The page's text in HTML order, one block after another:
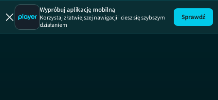
Wypróbuj aplikację mobilną
Korzystaj z łatwiejszej nawigacji i ciesz się szybszym
działaniem
Sprawdź